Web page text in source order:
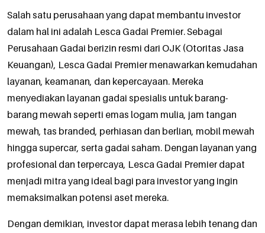
Salah satu perusahaan yang dapat membantu investor
dalam hal ini adalah Lesca Gadai Premier. Sebagai
Perusahaan Gadai berizin resmi dari OJK (Otoritas Jasa
Keuangan), Lesca Gadai Premier menawarkan kemudahan
layanan, keamanan, dan kepercayaan. Mereka
menyediakan layanan gadai spesialis untuk barang-
barang mewah seperti emas logam mulia, jam tangan
mewah, tas branded, perhiasan dan berlian, mobil mewah
hingga supercar, serta gadai saham. Dengan layanan yang
profesional dan terpercaya, Lesca Gadai Premier dapat
menjadi mitra yang ideal bagi para investor yang ingin
memaksimalkan potensi aset mereka.
Dengan demikian, investor dapat merasa lebih tenang dan